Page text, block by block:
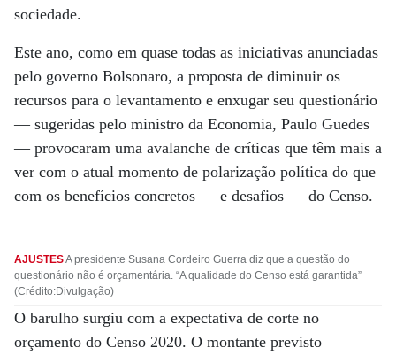
sociedade.
Este ano, como em quase todas as iniciativas anunciadas
pelo governo Bolsonaro, a proposta de diminuir os
recursos para o levantamento e enxugar seu questionário
— sugeridas pelo ministro da Economia, Paulo Guedes
— provocaram uma avalanche de críticas que têm mais a
ver com o atual momento de polarização política do que
com os benefícios concretos — e desafios — do Censo.
AJUSTESA presidente Susana Cordeiro Guerra diz que a questão do
questionário não é orçamentária. “A qualidade do Censo está garantida”
(Crédito:Divulgação)
O barulho surgiu com a expectativa de corte no
orçamento do Censo 2020. O montante previsto